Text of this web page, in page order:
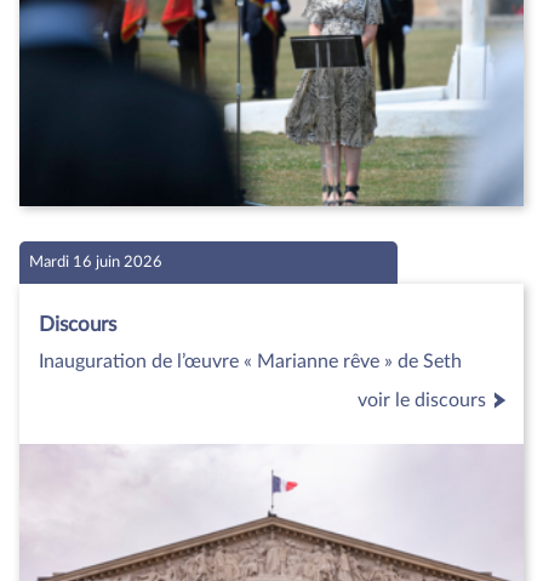
Mardi 16 juin 2026
Discours
Inauguration de l’œuvre « Marianne rêve » de Seth
voir le discours